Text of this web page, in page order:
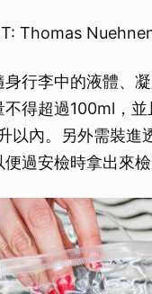
Thomas
行李中的液體、
不得超過100ml，
以內。另外需裝進
過安檢時拿出來檢